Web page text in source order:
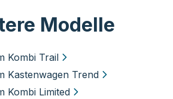
Modelle
Kombi Trail
Kastenwagen Trend
Kombi Limited